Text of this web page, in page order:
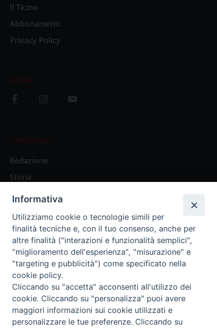
Il Ticino
Abbonamenti
Privacy Policy
Social
L’editoriale
Redazione
Storia
Abbonamenti
Abbonamento Annuale Digitale
Abbonamento Annuale Cartaceo
Abbonamento Singola Copia Digitale
Redazione: Pavia, Piazza Duomo 11 - tel. 0382.24736 -
Informativa
Utilizziamo cookie o tecnologie simili per
finalità tecniche e, con il tuo consenso, anche per
altre finalità ("interazioni e funzionalità semplici",
"miglioramento dell'esperienza", "misurazione" e
"targeting e pubblicità") come specificato nella
cookie policy.
Cliccando su "accetta" acconsenti all'utilizzo dei
cookie. Cliccando su "personalizza" puoi avere
maggiori informazioni sui cookie utilizzati e
personalizzare le tue preferenze. Cliccando su